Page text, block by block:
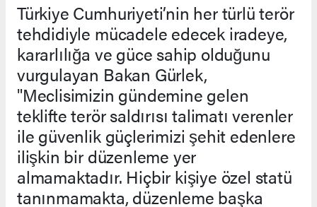
Türkiye Cumhuriyeti’nin her türlü terör
tehdidiyle mücadele edecek iradeye,
kararlılığa ve güce sahip olduğunu
vurgulayan Bakan Gürlek,
"Meclisimizin gündemine gelen
teklifte terör saldırısı talimatı verenler
ile güvenlik güçlerimizi şehit edenlere
ilişkin bir düzenleme yer
almamaktadır. Hiçbir kişiye özel statü
tanınmamakta, düzenleme başka